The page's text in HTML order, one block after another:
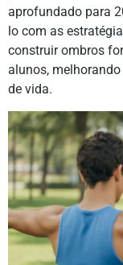
aprofundado para
lo com as
construir ombros
alunos,
de vida.